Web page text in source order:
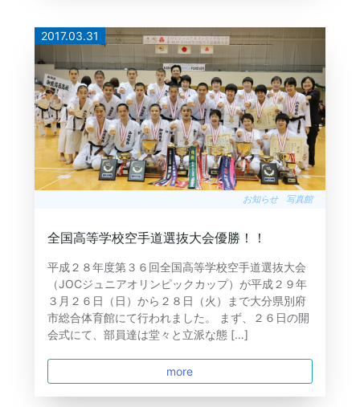
2017.03.31
お知らせ 写真館
全国高等学校空手道選抜大会優勝！！
平成２８年度第３６回全国高等学校空手道選抜大会
（JOCジュニアオリンピックカップ）が平成２９年
３月２６日（日）から２８日（火）まで大分県別府
市総合体育館にて行われました。 まず、２６日の開
会式にて、部員達は堂々と立派な態 […]
more